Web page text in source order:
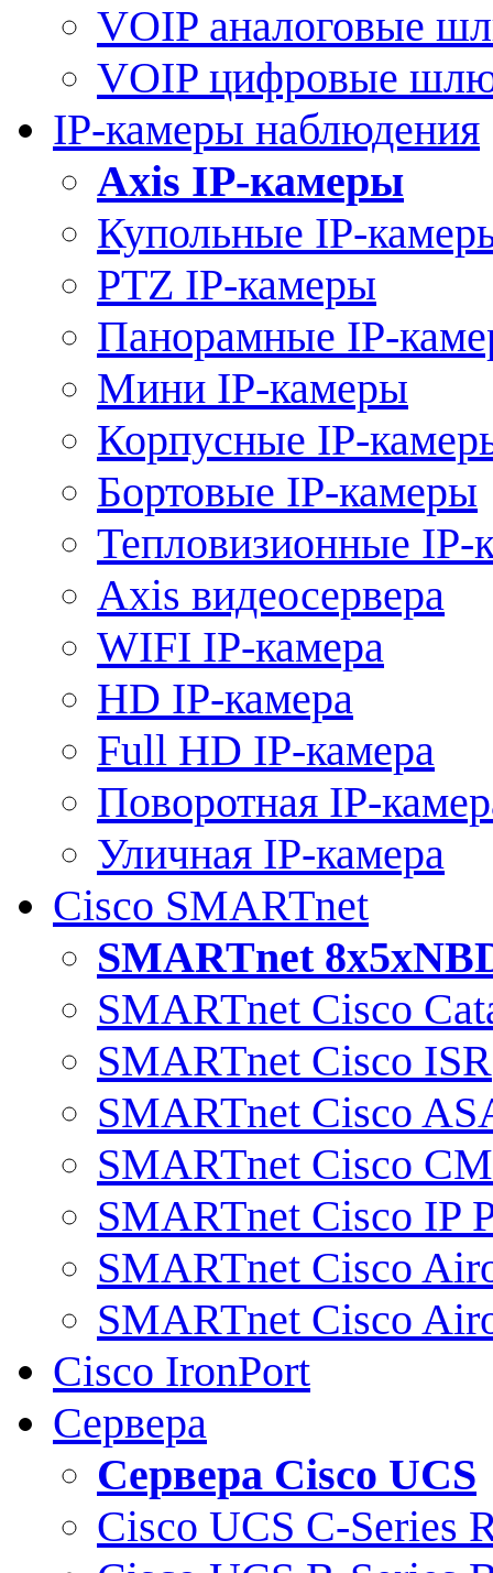
VOIP аналоговые
VOIP цифровые
IP-камеры наблюдения
Axis IP-камеры
Купольные IP-
PTZ IP-камеры
Панорамные IP-
Мини IP-камеры
Корпусные IP-
Бортовые IP-камеры
Тепловизионные IP-
Axis видеосервера
WIFI IP-камера
HD IP-камера
Full HD IP-камера
Поворотная IP-
Уличная IP-камера
Cisco SMARTnet
SMARTnet
SMARTnet Cisco
SMARTnet Cisco ISR
SMARTnet Cisco
SMARTnet Cisco
SMARTnet Cisco IP
SMARTnet Cisco
SMARTnet Cisco
Cisco IronPort
Сервера
Сервера Cisco UCS
Cisco UCS C-Series